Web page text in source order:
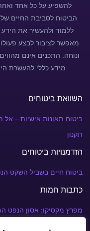
להשפיע על כל אחד
הביטוח לסביבת החיים
ללמוד ולהעשיר את הידע
מאפשר לציבור לבצע
ונוחה. התכנים אינם
מידע כללי להעשרת
השוואת ביטוחים
ביטוח תאונות אישיות – אל
תקנון
הזדמנויות ביטוחים
ביטוח חיים בשביל השקט
כתבות חמות
מפרץ מקסיקו: אסון הנפט